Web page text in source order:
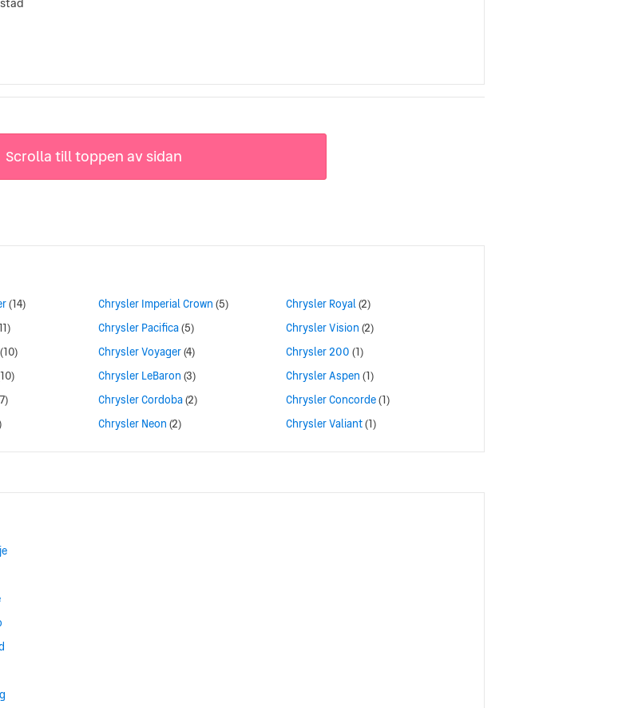
Scrolla till toppen av sidan
(14)
(10)
Chrysler Imperial Crown (5)
Chrysler Pacifica(5)
Chrysler Voyager(4)
Chrysler LeBaron (3)
Chrysler Cordoba(2)
Chrysler Neon (2)
Chrysler Royal(2)
Chrysler Vision (2)
Chrysler 200 (1)
Chrysler Aspen (1)
Chrysler Concorde(1)
Chrysler Valiant(1)